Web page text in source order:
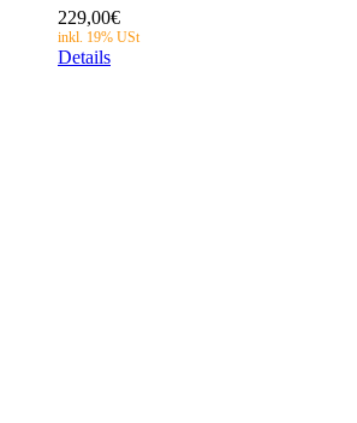
229,00€
Details